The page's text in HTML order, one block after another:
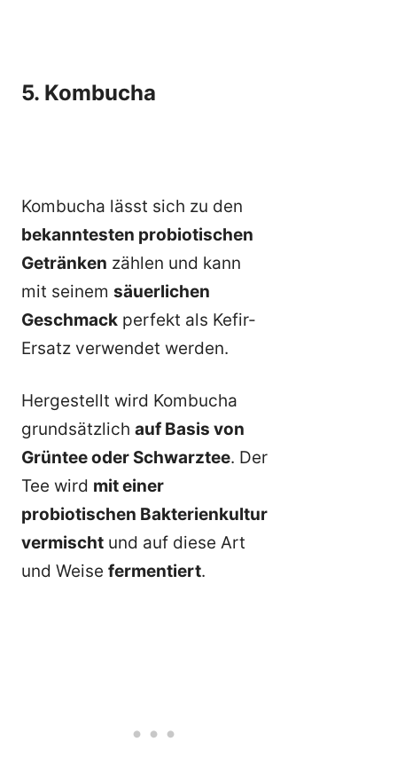
5. Kombucha
Kombucha lässt sich zu den
bekanntesten probiotischen
Getränken zählen und kann
mit seinem säuerlichen
Geschmack perfekt als Kefir-
Ersatz verwendet werden.
Hergestellt wird Kombucha
grundsätzlich auf Basis von
Grüntee oder Schwarztee. Der
Tee wird mit einer
probiotischen Bakterienkultur
vermischt und auf diese Art
und Weise fermentiert.